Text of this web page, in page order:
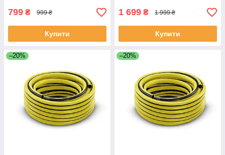
799 ₴ 999 ₴
Купити
1 699 ₴ 1 999 ₴
Купити
–20% –20%